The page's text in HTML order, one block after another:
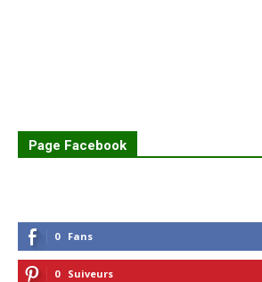
Page Facebook
0 Fans
0 Suiveurs